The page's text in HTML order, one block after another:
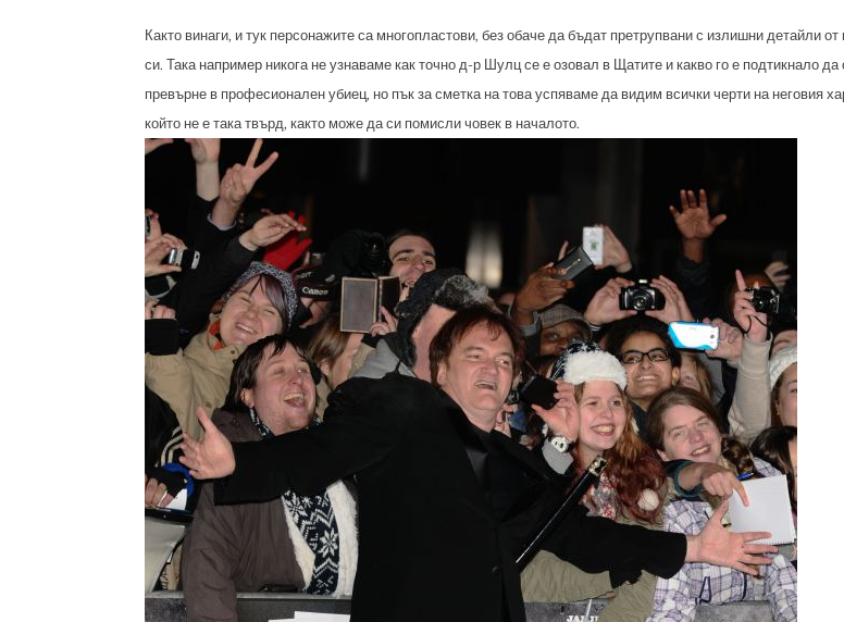
Както винаги, и тук персонажите са многопластови, без обаче да бъдат претрупвани с излишни детайли
си. Така например никога не узнаваме как точно д-р Шулц се е озовал в Щатите и какво го е подтикнало да
превърне в професионален убиец, но пък за сметка на това успяваме да видим всички черти на неговия
който не е така твърд, както може да си помисли човек в началото.